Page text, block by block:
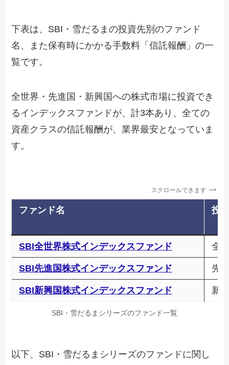
下表は、SBI・雪だるまの投資先別のファンド
名、また保有時にかかる手数料「信託報酬」の一
覧です。
全世界・先進国・新興国への株式市場に投資でき
るインデックスファンドが、計3本あり、全ての
資産クラスの信託報酬が、業界最安となっていま
す。
スクロールできます
ファンド名 投
SBI全世界株式インデックスファンド 全
SBI先進国株式インデックスファンド 先
SBI新興国株式インデックスファンド 新
SBI・雪だるまシリーズのファンド一覧
以下、SBI・雪だるまシリーズのファンドに関し